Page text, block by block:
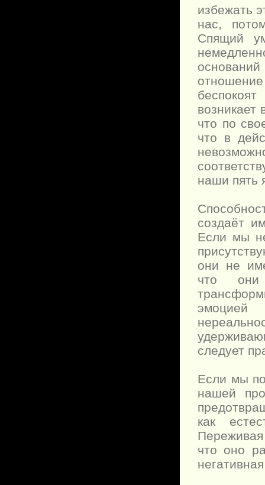
избежать
нас,
Спящий
что по
что в
наши пять
создаёт
Если мы
они не
что они
эмоцией
следует
Если мы
нашей
как
что оно